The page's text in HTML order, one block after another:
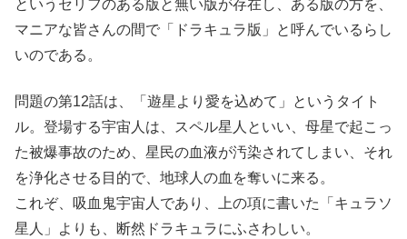
というセリフのある版と無い版が存在し、ある版の方を、
マニアな皆さんの間で「ドラキュラ版」と呼んでいるらし
いのである。
問題の第12話は、「遊星より愛を込めて」というタイト
ル。登場する宇宙人は、スペル星人といい、母星で起こっ
た被爆事故のため、星民の血液が汚染されてしまい、それ
を浄化させる目的で、地球人の血を奪いに来る。
これぞ、吸血鬼宇宙人であり、上の項に書いた「キュラソ
星人」よりも、断然ドラキュラにふさわしい。